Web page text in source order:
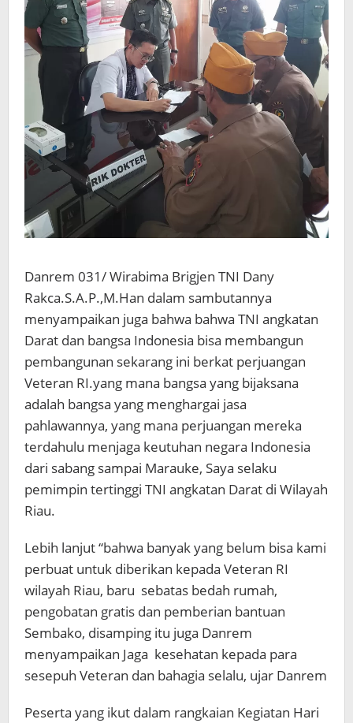
Danrem 031/ Wirabima Brigjen TNI Dany
Rakca.S.A.P.,M.Han dalam sambutannya
menyampaikan juga bahwa bahwa TNI angkatan
Darat dan bangsa Indonesia bisa membangun
pembangunan sekarang ini berkat perjuangan
Veteran RI.yang mana bangsa yang bijaksana
adalah bangsa yang menghargai jasa
pahlawannya, yang mana perjuangan mereka
terdahulu menjaga keutuhan negara Indonesia
dari sabang sampai Marauke, Saya selaku
pemimpin tertinggi TNI angkatan Darat di Wilayah
Riau.
Lebih lanjut “bahwa banyak yang belum bisa kami
perbuat untuk diberikan kepada Veteran RI
wilayah Riau, baru sebatas bedah rumah,
pengobatan gratis dan pemberian bantuan
Sembako, disamping itu juga Danrem
menyampaikan Jaga kesehatan kepada para
sesepuh Veteran dan bahagia selalu, ujar Danrem
Peserta yang ikut dalam rangkaian Kegiatan Hari